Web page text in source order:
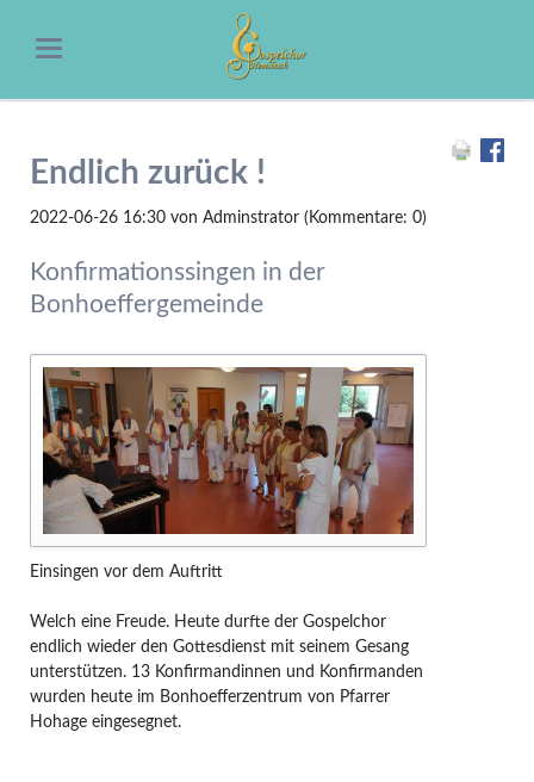
Endlich zurück !
2022-06-26 16:30von Adminstrator (Kommentare: 0)
Konfirmationssingen in der
Bonhoeffergemeinde
Einsingen vor dem Auftritt
Welch eine Freude. Heute durfte der Gospelchor
endlich wieder den Gottesdienst mit seinem Gesang
unterstützen. 13 Konfirmandinnen und Konfirmanden
wurden heute im Bonhoefferzentrum von Pfarrer
Hohage eingesegnet.